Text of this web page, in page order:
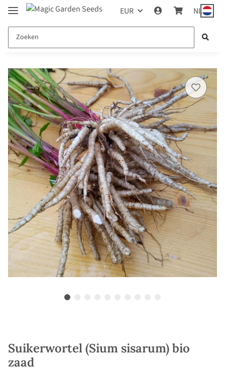
EUR NL
Suikerwortel (Sium sisarum) bio
zaad